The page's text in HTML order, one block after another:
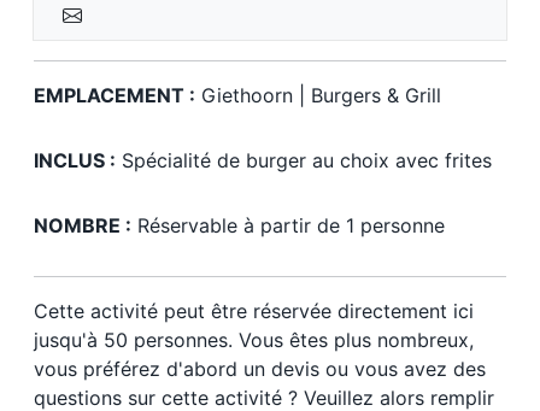
EMPLACEMENT : Giethoorn | Burgers & Grill
INCLUS : Spécialité de burger au choix avec frites
NOMBRE : Réservable à partir de 1 personne
Cette activité peut être réservée directement ici
jusqu'à 50 personnes. Vous êtes plus nombreux,
vous préférez d'abord un devis ou vous avez des
questions sur cette activité ? Veuillez alors remplir